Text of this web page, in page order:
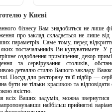
у Києві
бізнесу Вам знадобиться не лише
про заклад складається не лише від
параметрів. Саме тому, перед
постачальників Ви купуватимете. У
оздоблення приміщення, декор
та сервірування столиків,
деталлю стилю Вашого закладу.
Посуд для ресторану та її підбір —
бути не тільки красивою та
якістю.
Ваших задумів, можна звернутися
найбільш прийнятні